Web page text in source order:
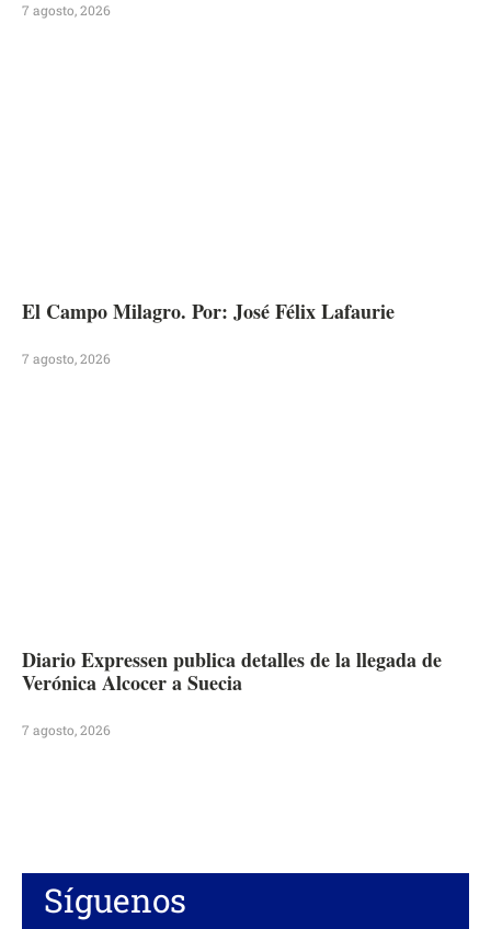
7 agosto, 2026
El Campo Milagro. Por: José Félix Lafaurie
7 agosto, 2026
Diario Expressen publica detalles de la llegada de
Verónica Alcocer a Suecia
7 agosto, 2026
Síguenos